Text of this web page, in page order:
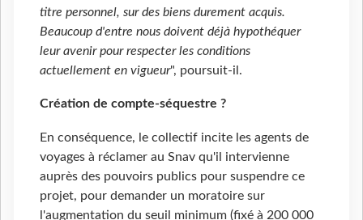
titre personnel, sur des biens durement acquis.
Beaucoup d'entre nous doivent déjà hypothéquer
leur avenir pour respecter les conditions
actuellement en vigueur", poursuit-il.
Création de compte-séquestre ?
En conséquence, le collectif incite les agents de
voyages à réclamer au Snav qu'il intervienne
auprès des pouvoirs publics pour suspendre ce
projet, pour demander un moratoire sur
l'augmentation du seuil minimum (fixé à 200 000